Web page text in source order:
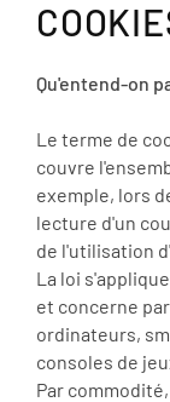
Qu'entend-on
Le terme de
couvre
exemple, lors
lecture d'un
de l'utilisation
La loi
et concerne
ordinateurs,
consoles de
Par